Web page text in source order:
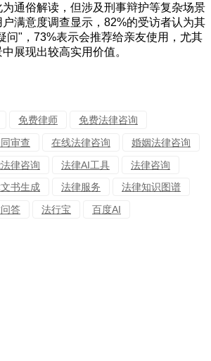
通俗解读，但涉及刑事辩护等复杂场景
满意度调查显示，82%的受访者认为其
问"，73%表示会推荐给亲友使用，尤其
展现出较高实用价值。
免费律师
免费法律咨询
审查 在线法律咨询
婚姻法律咨询
律咨询 法律AI工具
法律咨询
书生成 法律服务
法律知识图谱
答 法行宝
百度AI